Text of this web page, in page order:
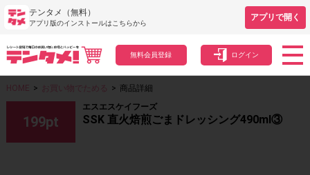
テンタメ（無料）
アプリ版のインストールはこちらから
アプリで開く
無料会員登録 ログイン
HOME > お買い物でためる > 商品詳細
199pt
エスエスケイフーズ
SSK 直火焙煎ごまドレッシング490ml③